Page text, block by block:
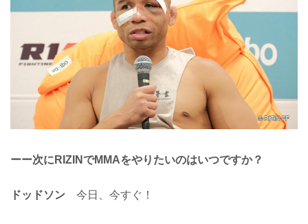
ーー次にRIZINでMMAをやりたいのはいつですか？
ドッドソン 今日、今すぐ！